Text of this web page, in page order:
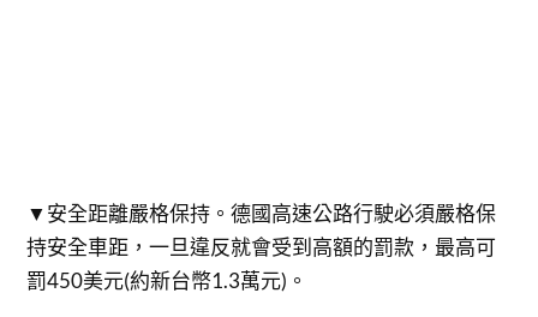
▼安全距離嚴格保持。德國高速公路行駛必須嚴格保
持安全車距，一旦違反就會受到高額的罰款，最高可
罰450美元(約新台幣1.3萬元)。